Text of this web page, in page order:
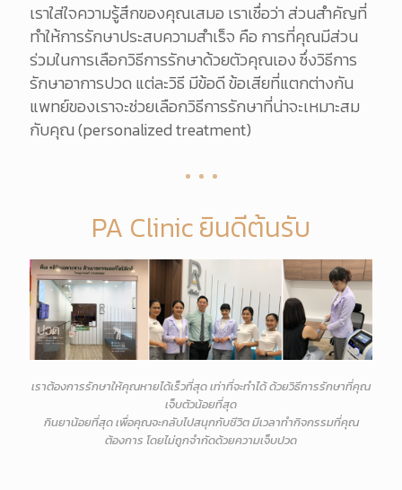
เราใส่ใจความรู้สึกของคุณเสมอ เราเชื่อว่า ส่วนสำคัญที่
ทำให้การรักษาประสบความสำเร็จ คือ การที่คุณมีส่วน
ร่วมในการเลือกวิธีการรักษาด้วยตัวคุณเอง ซึ่งวิธีการ
รักษาอาการปวด แต่ละวิธี มีข้อดี ข้อเสียที่แตกต่างกัน
แพทย์ของเราจะช่วยเลือกวิธีการรักษาที่น่าจะเหมาะสม
กับคุณ (personalized treatment)
PA Clinic ยินดีต้นรับ
เราต้องการรักษาให้คุณหายได้เร็วที่สุด เท่าที่จะทำได้ ด้วยวิธีการรักษาที่คุณ
เจ็บตัวน้อยที่สุด
กินยาน้อยที่สุด เพื่อคุณจะกลับไปสนุกกับชีวิต มีเวลาทำกิจกรรมที่คุณ
ต้องการ โดยไม่ถูกจำกัดด้วยความเจ็บปวด